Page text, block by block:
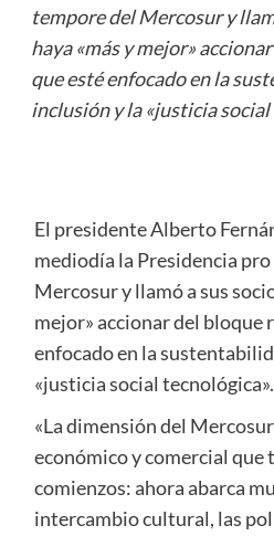
tempore del Mercosur y
haya «más y mejor»
que esté enfocado en la
inclusión y la «justicia social
El presidente Alberto
mediodía la Presidencia
Mercosur y llamó a sus
mejor» accionar del bloque
enfocado en la
«justicia social tecnológica».
«La dimensión del
económico y comercial que
comienzos: ahora abarca
intercambio cultural, las